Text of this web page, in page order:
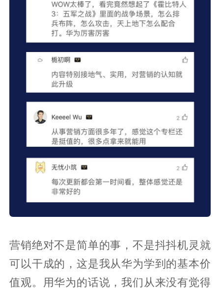
营销绝对不是简单的事，不是抖抖机灵就
可以干成的，这是我从华为学到的基本价
值观。用华为的话说，我们从来没有觉得